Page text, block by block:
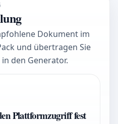
Dokument im
und übertragen Sie
den Generator.
Plattformzugriff fest